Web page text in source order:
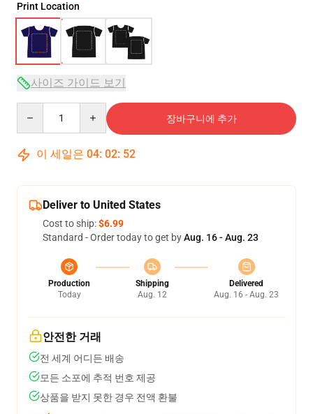
Print Location
사이즈 가이드 보기
장바구니에 추가
이 세일은 04: 02: 51
Deliver to United States
Cost to ship:$6.99
Standard - Order today to get byAug. 16 - Aug. 23
Production
Today
Shipping
Aug. 12
Delivered
Aug. 16 - Aug. 23
안전한 거래
전 세계 어디든 배송
모든 소포에 추적 번호 제공
상품을 받지 못한 경우 전액 환불